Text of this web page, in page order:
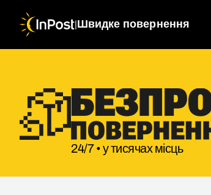
| Швидке повернення
24/7 • у тисячах місць